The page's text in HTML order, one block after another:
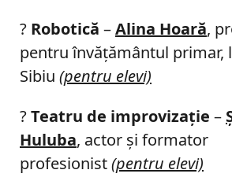
? Robotică –Alina Hoară,
pentru învăţământul primar,
Sibiu (pentru elevi)
?Teatru de improvizaţie –
Huluba, actor şi formator
profesionist(pentru elevi)